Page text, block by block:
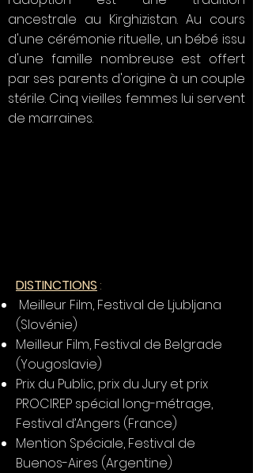
ancestrale au Kirghizistan. Au cours
d'une cérémonie rituelle, un bébé issu
d'une famille nombreuse est offert
par ses parents d'origine à un couple
stérile. Cinq vieilles femmes lui servent
de marraines.
DISTINCTIONS :
Meilleur Film, Festival de Ljubljana
(Slovénie)
Meilleur Film, Festival de Belgrade
(Yougoslavie)
Prix du Public, prix du Jury et prix
PROCIREP spécial long-métrage,
Festival d’Angers (France)
Mention Spéciale, Festival de
Buenos-Aires (Argentine)